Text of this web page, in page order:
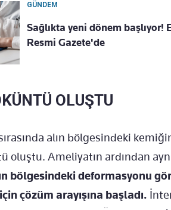
GÜNDEM
Sağlıkta yeni dönem
Resmi Gazete'de
OLUŞTU
alın bölgesindeki
oluştu. Ameliyatın ardından
bölgesindeki deformasyonu
çözüm arayışına başladı.